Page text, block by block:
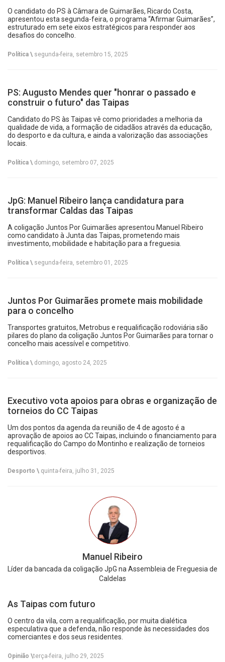
O candidato do PS à Câmara de Guimarães, Ricardo Costa,
apresentou esta segunda-feira, o programa “Afirmar Guimarães”,
estruturado em sete eixos estratégicos para responder aos
desafios do concelho.
Política \ segunda-feira, setembro 15, 2025
PS: Augusto Mendes quer "honrar o passado e
construir o futuro" das Taipas
Candidato do PS às Taipas vê como prioridades a melhoria da
qualidade de vida, a formação de cidadãos através da educação,
do desporto e da cultura, e ainda a valorização das associações
locais.
Política \ domingo, setembro 07, 2025
JpG: Manuel Ribeiro lança candidatura para
transformar Caldas das Taipas
A coligação Juntos Por Guimarães apresentou Manuel Ribeiro
como candidato à Junta das Taipas, prometendo mais
investimento, mobilidade e habitação para a freguesia.
Política \ segunda-feira, setembro 01, 2025
Juntos Por Guimarães promete mais mobilidade
para o concelho
Transportes gratuitos, Metrobus e requalificação rodoviária são
pilares do plano da coligação Juntos Por Guimarães para tornar o
concelho mais acessível e competitivo.
Política \ domingo, agosto 24, 2025
Executivo vota apoios para obras e organização de
torneios do CC Taipas
Um dos pontos da agenda da reunião de 4 de agosto é a
aprovação de apoios ao CC Taipas, incluindo o financiamento para
requalificação do Campo do Montinho e realização de torneios
desportivos.
Desporto \ quinta-feira, julho 31, 2025
Manuel Ribeiro
Líder da bancada da coligação JpG na Assembleia de Freguesia de
Caldelas
As Taipas com futuro
O centro da vila, com a requalificação, por muita dialética
especulativa que a defenda, não responde às necessidades dos
comerciantes e dos seus residentes.
Opinião \terça-feira, julho 29, 2025